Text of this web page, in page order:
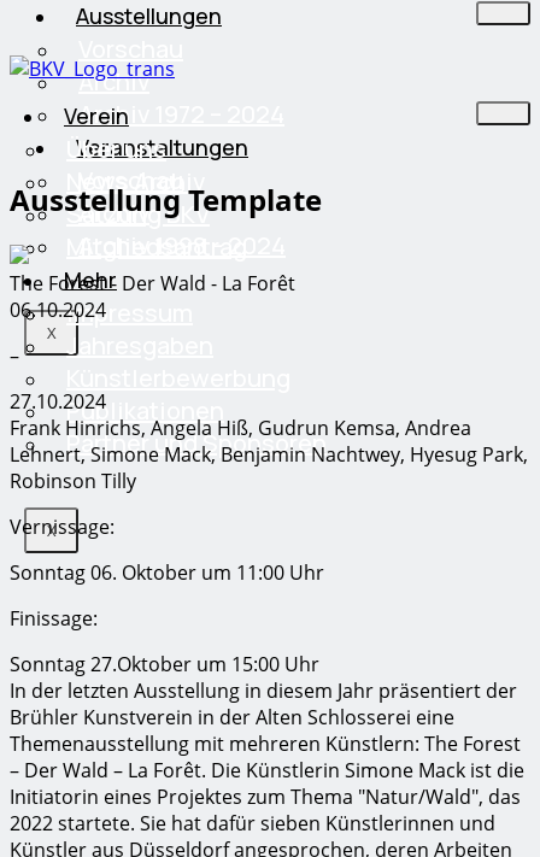
Ausstellungen
Archiv
Archiv 1972 – 2024
Veranstaltungen
Archiv
X
Verein
Über uns
News Archiv
Satzung BKV
Mehr
Impressum
Jahresgaben
Publikationen
Partner und Sponsoren
X
Ausstellung Template
The Forest - Der Wald - La Forêt
06.10.2024
–
27.10.2024
Frank Hinrichs, Angela Hiß, Gudrun Kemsa, Andrea
Lehnert, Simone Mack, Benjamin Nachtwey, Hyesug Park,
Robinson Tilly
Vernissage:
Sonntag 06. Oktober um 11:00 Uhr
Finissage:
Sonntag 27.Oktober um 15:00 Uhr
In der letzten Ausstellung in diesem Jahr präsentiert der
Brühler Kunstverein in der Alten Schlosserei eine
Themenausstellung mit mehreren Künstlern: The Forest
– Der Wald – La Forêt. Die Künstlerin Simone Mack ist die
Initiatorin eines Projektes zum Thema "Natur/Wald", das
2022 startete. Sie hat dafür sieben Künstlerinnen und
Künstler aus Düsseldorf angesprochen, deren Arbeiten